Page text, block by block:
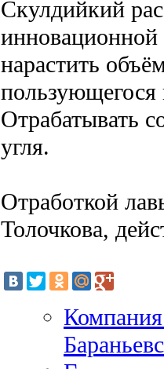
Скулдийкий
нарастить
Отрабатывать
угля.
Отработкой
Толочкова,
Компания